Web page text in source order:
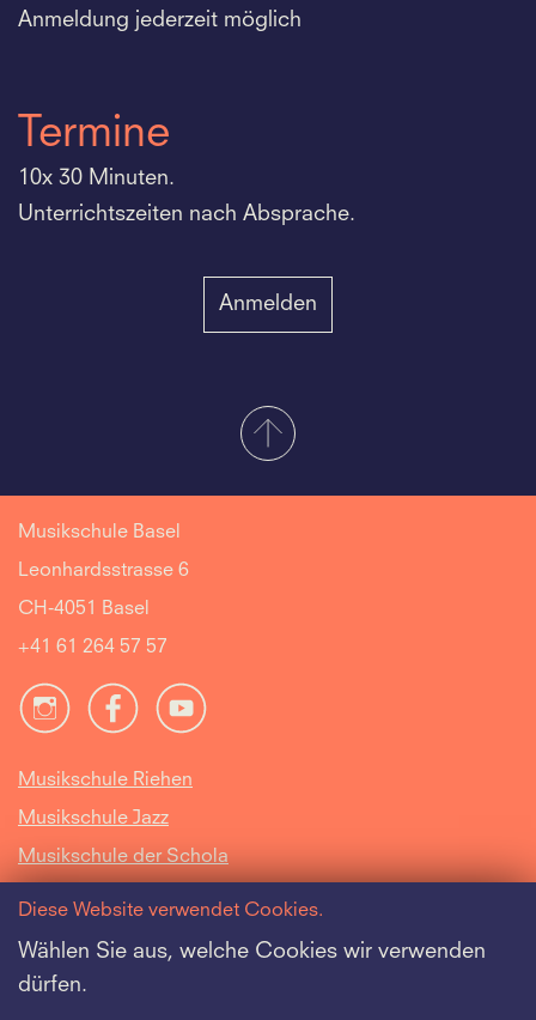
Anmeldung jederzeit möglich
Termine
10x 30 Minuten.
Unterrichtszeiten nach Absprache.
Anmelden
Musikschule Basel
Leonhardsstrasse 6
CH-4051 Basel
+41 61 264 57 57
Musikschule Riehen
Musikschule Jazz
Musikschule der Schola
Intranet
Offene Stellen
Diese Website verwendet Cookies.
Wählen Sie aus, welche Cookies wir verwenden
dürfen.